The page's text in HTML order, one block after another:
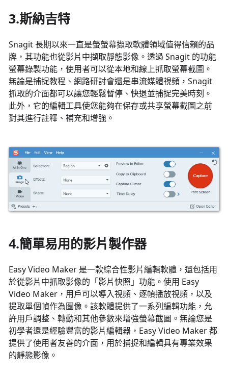
3.斯納吉特
Snagit 長期以來一直是螢螢幕擷取軟體領域值得信賴的品
牌，其功能也從影片中擷取靜態影像。透過 Snagit 的功能
螢幕錄製功能，使用者可以從本地和線上抓取螢幕截圖。
無論是捕捉教程、網路研討會還是串流媒體視頻，Snagit
抓取的介面都可以讓您輕鬆暫停、快退並捕捉完美時刻。
此外，它的編輯工具使您能夠在保存或共享螢幕截圖之前
對其進行註釋、補充和增強。
4.簡單易用的影片製作器
Easy Video Maker 是一款綜合性影片編輯軟體，還包括用
於從影片中抓取影像的「影片快照」功能。使用 Easy
Video Maker，用戶可以導入視頻、逐幀播放視頻，以及
提取單個幀作為圖像。該軟體提供了一系列編輯功能，允
許用戶調整、轉動和其他參數來增強螢幕截圖。無論您是
初學者還是經驗豐富的影片編輯器，Easy Video Maker 都
提供了使用者友善的介面，用於捕捉和編輯具有專業效果
的靜態影像。